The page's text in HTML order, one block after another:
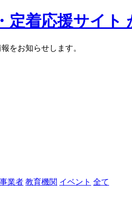
定着応援サイ
をお知らせします。
事業者 教育機関 イベント 全て